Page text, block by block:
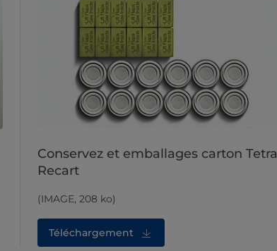
Conservez et emballages carton Tetra
Recart
(IMAGE, 208 ko)
Téléchargement